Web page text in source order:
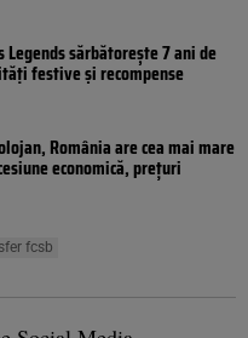
sărbătorește 7 ani de
festive și recompense
România are cea mai mare
economică, prețuri
fcsb